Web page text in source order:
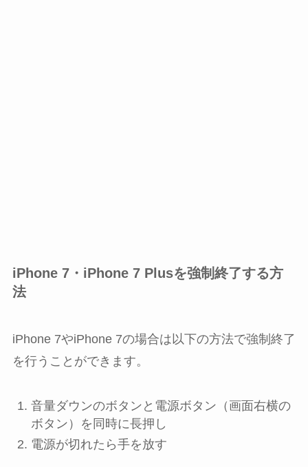
iPhone 7・iPhone 7 Plusを強制終了する方
法
iPhone 7やiPhone 7の場合は以下の方法で強制終了
を行うことができます。
音量ダウンのボタンと 電源ボタン （画面右横の
ボタン）を同時に長押し
電源が切れたら手を放す